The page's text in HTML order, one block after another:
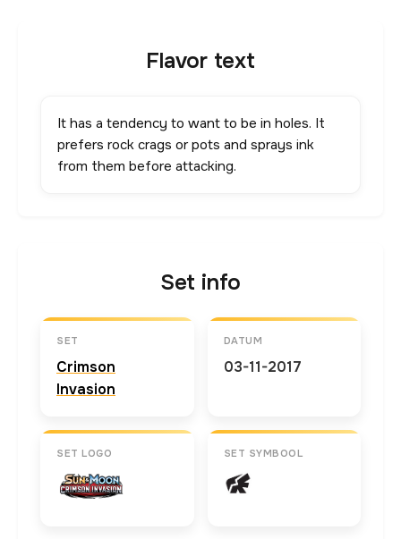
Flavor text
It has a tendency to want to be in holes. It
prefers rock crags or pots and sprays ink
from them before attacking.
Set info
SET
Crimson
Invasion
DATUM
03-11-2017
SET LOGO SET SYMBOOL